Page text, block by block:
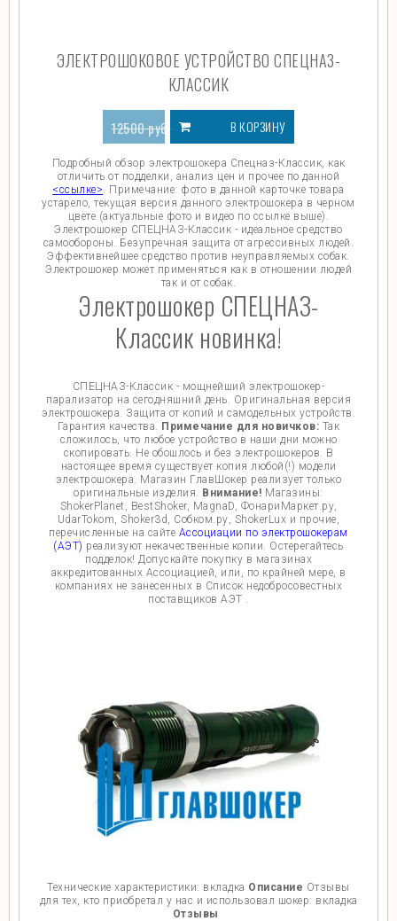
ЭЛЕКТРОШОКОВОЕ УСТРОЙСТВО СПЕЦНАЗ-
КЛАССИК
12500руб.
8169руб.
В КОРЗИНУ
Подробный обзор электрошокера Спецназ-Классик, как
отличить от подделки, анализ цен и прочее по данной
<ссылке>. Примечание: фото в данной карточке товара
устарело, текущая версия данного электрошокера в черном
цвете (актуальные фото и видео по ссылке выше).
Электрошокер СПЕЦНАЗ-Классик - идеальное средство
самообороны. Безупречная защита от агрессивных людей.
Эффективнейшее средство против неуправляемых собак.
Электрошокер может применяться как в отношении людей
так и от собак.
Электрошокер СПЕЦНАЗ-
Классик новинка!
СПЕЦНАЗ-Классик - мощнейший электрошокер-
парализатор на сегодняшний день. Оригинальная версия
электрошокера. Защита от копий и самодельных устройств.
Гарантия качества. Примечание для новичков: Так
сложилось, что любое устройство в наши дни можно
скопировать. Не обошлось и без электрошокеров. В
настоящее время существует копия любой(!) модели
электрошокера. Магазин ГлавШокер реализует только
оригинальные изделия. Внимание! Магазины:
ShokerPlanet, BestShoker, MagnaD, ФонариМаркет.ру,
UdarTokom, Shoker3d, Собком.ру, ShokerLux и прочие,
перечисленные на сайте Ассоциации по электрошокерам
(АЭТ) реализуют некачественные копии. Остерегайтесь
подделок! Допускайте покупку в магазинах
аккредитованных Ассоциацией, или, по крайней мере, в
компаниях не занесенных в Список недобросовестных
поставщиков АЭТ .
Технические характеристики: вкладка Описание Отзывы
для тех, кто приобретал у нас и использовал шокер: вкладка
Отзывы